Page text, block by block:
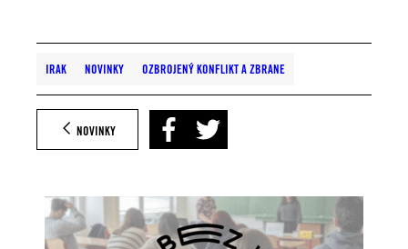
IRAK NOVINKY OZBROJENÝ KONFLIKT A ZBRANE
NOVINKY